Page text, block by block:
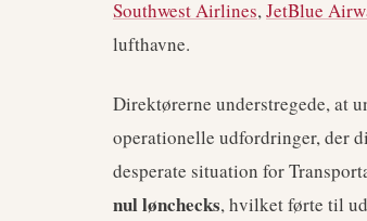
Southwest Airlines,JetBlue
lufthavne.
Direktørerne understregede, at
operationelle udfordringer, der
desperate situation for
nul lønchecks, hvilket førte til